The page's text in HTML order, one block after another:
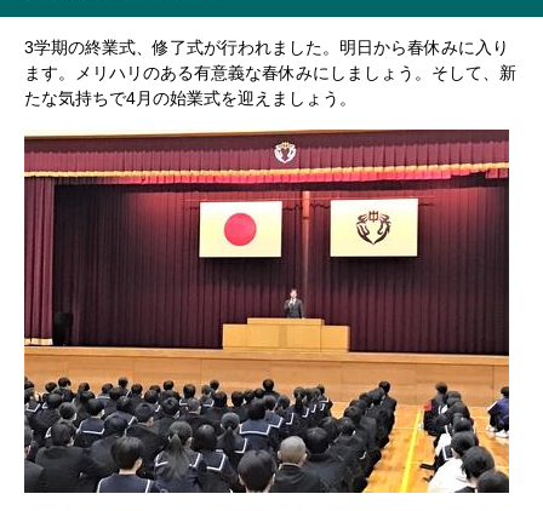
3学期の終業式、修了式が行われました。明日から春休みに入り
ます。メリハリのある有意義な春休みにしましょう。そして、新
たな気持ちで4月の始業式を迎えましょう。